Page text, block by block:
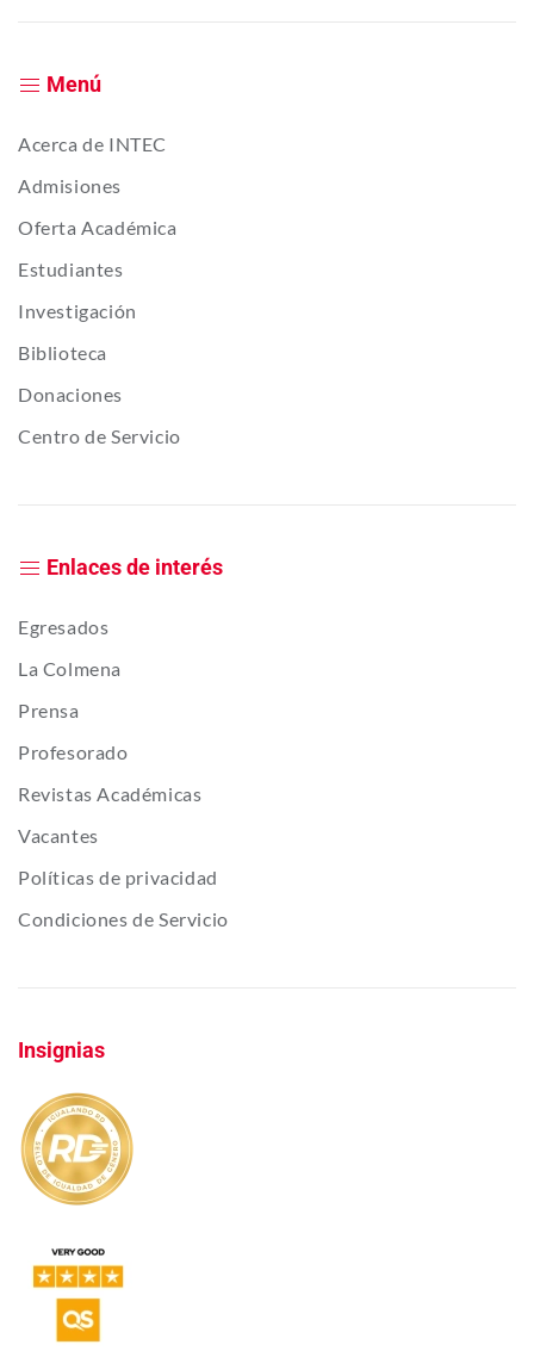
Menú
Acerca de INTEC
Admisiones
Oferta Académica
Estudiantes
Investigación
Biblioteca
Donaciones
Centro de Servicio
Enlaces de interés
Egresados
La Colmena
Prensa
Profesorado
Revistas Académicas
Vacantes
Políticas de privacidad
Condiciones de Servicio
Insignias